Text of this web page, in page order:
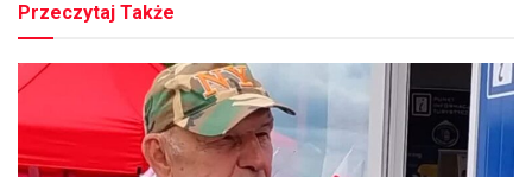
Przeczytaj Także